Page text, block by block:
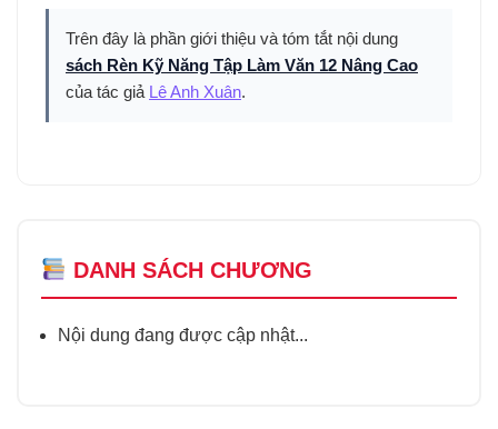
Trên đây là phần giới thiệu và tóm tắt nội dung
sách Rèn Kỹ Năng Tập Làm Văn 12 Nâng Cao
của tác giả Lê Anh Xuân.
DANH SÁCH CHƯƠNG
Nội dung đang được cập nhật...